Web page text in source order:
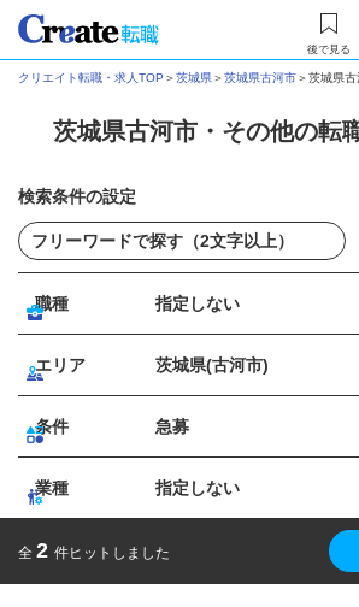
後で見る
クリエイト転職・求人TOP ＞茨城県＞茨城県古河市＞茨城県古
茨城県古河市・その他の転
検索条件の設定
職種 指定しない
エリア 茨城県(古河市)
条件 急募
業種 指定しない
全 2 件ヒットしました